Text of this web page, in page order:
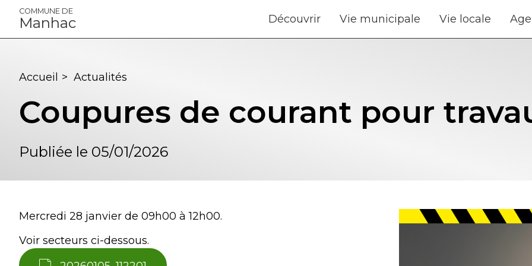
Panneau de gestion des cookies
COMMUNE DE
Manhac Découvrir Vie municipale Vie locale
Accueil > Actualités
Coupures de courant pour
Publiée le 05/01/2026
Mercredi 28 janvier de 09h00 à 12h00.
Voir secteurs ci-dessous.